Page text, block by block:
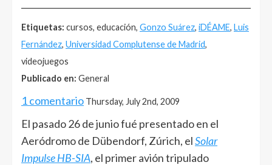
Etiquetas: cursos, educación, Gonzo Suárez, iDÉAME, Luis
Fernández, Universidad Complutense de Madrid,
videojuegos
Publicado en: General
1 comentario Thursday, July 2nd, 2009
El pasado 26 de junio fué presentado en el
Aeródromo de Dübendorf, Zúrich, elSolar
Impulse HB-SIA, el primer avión tripulado